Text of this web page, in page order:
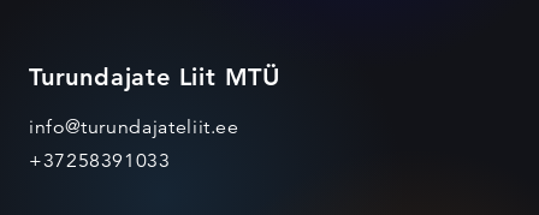
Turundajate Liit MTÜ
info@turundajateliit.ee
+37258391033